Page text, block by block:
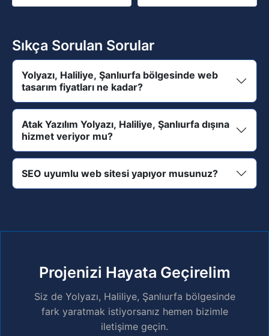
Sıkça Sorulan Sorular
Yolyazı, Haliliye, Şanlıurfa bölgesinde web
tasarım fiyatları ne kadar?
Atak Yazılım Yolyazı, Haliliye, Şanlıurfa dışına
hizmet veriyor mu?
SEO uyumlu web sitesi yapıyor musunuz?
Projenizi Hayata Geçirelim
Siz de Yolyazı, Haliliye, Şanlıurfa bölgesinde
fark yaratmak istiyorsanız hemen bizimle
iletişime geçin.